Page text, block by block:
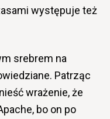
występuje też
srebrem na
Patrząc
wrażenie, że
bo on po